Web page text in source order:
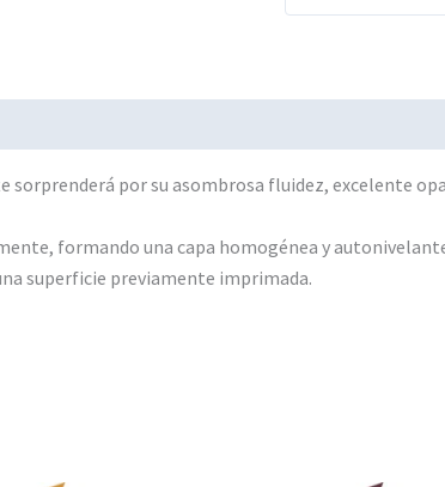
por su asombrosa fluidez, excelente
formando una capa homogénea y
superficie previamente imprimada.